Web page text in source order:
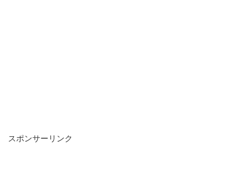
スポンサーリンク